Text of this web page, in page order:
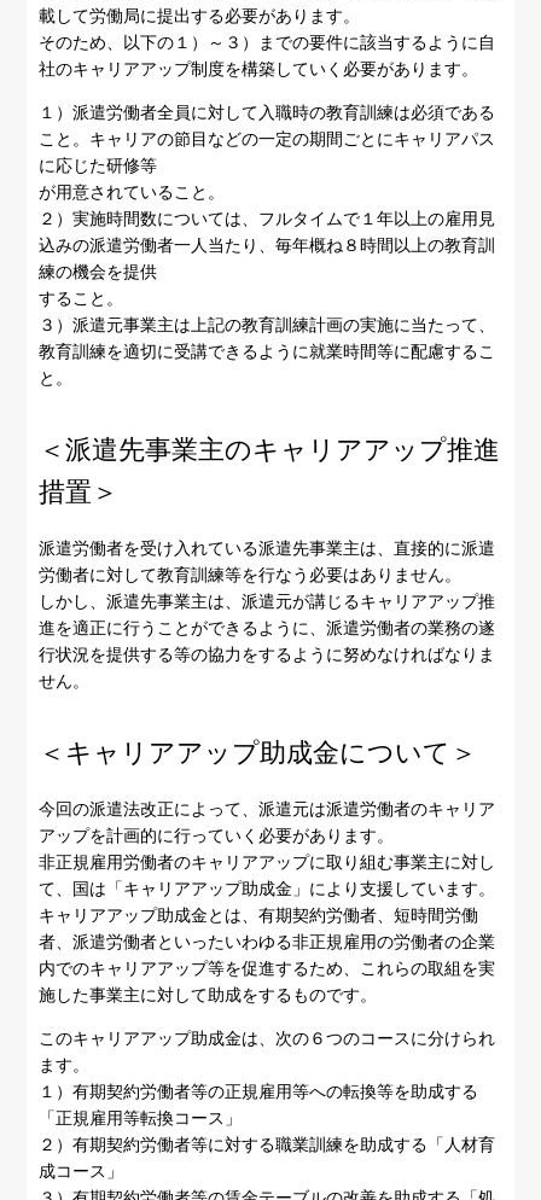
載して労働局に提出する必要があります。
そのため、以下の１）～３）までの要件に該当するように自
社のキャリアアップ制度を構築していく必要があります。
１）派遣労働者全員に対して入職時の教育訓練は必須である
こと。キャリアの節目などの一定の期間ごとにキャリアパス
に応じた研修等
が用意されていること。
２）実施時間数については、フルタイムで１年以上の雇用見
込みの派遣労働者一人当たり、毎年概ね８時間以上の教育訓
練の機会を提供
すること。
３）派遣元事業主は上記の教育訓練計画の実施に当たって、
教育訓練を適切に受講できるように就業時間等に配慮するこ
と。
＜派遣先事業主のキャリアアップ推進
措置＞
派遣労働者を受け入れている派遣先事業主は、直接的に派遣
労働者に対して教育訓練等を行なう必要はありません。
しかし、派遣先事業主は、派遣元が講じるキャリアアップ推
進を適正に行うことができるように、派遣労働者の業務の遂
行状況を提供する等の協力をするように努めなければなりま
せん。
＜キャリアアップ助成金について＞
今回の派遣法改正によって、派遣元は派遣労働者のキャリア
アップを計画的に行っていく必要があります。
非正規雇用労働者のキャリアアップに取り組む事業主に対し
て、国は「キャリアアップ助成金」により支援しています。
キャリアアップ助成金とは、有期契約労働者、短時間労働
者、派遣労働者といったいわゆる非正規雇用の労働者の企業
内でのキャリアアップ等を促進するため、これらの取組を実
施した事業主に対して助成をするものです。
このキャリアアップ助成金は、次の６つのコースに分けられ
ます。
１）有期契約労働者等の正規雇用等への転換等を助成する
「正規雇用等転換コース」
２）有期契約労働者等に対する職業訓練を助成する「人材育
成コース」